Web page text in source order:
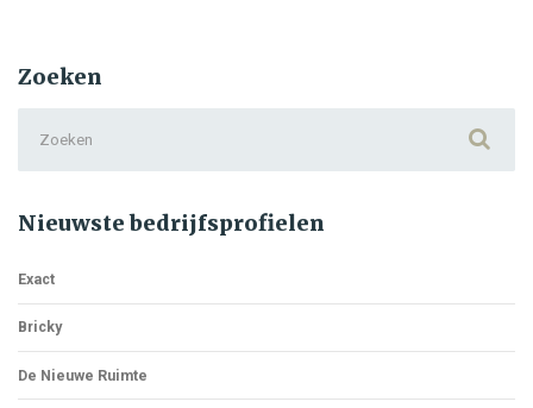
Zoeken
for:
Nieuwste bedrijfsprofielen
Exact
Bricky
De Nieuwe Ruimte